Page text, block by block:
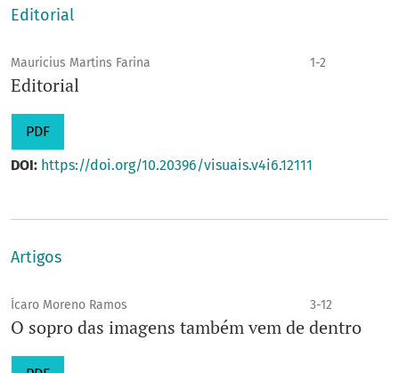
Editorial
Mauricius Martins Farina 1-2
Editorial
PDF
DOI: https://doi.org/10.20396/visuais.v4i6.12111
Artigos
Ícaro Moreno Ramos 3-12
O sopro das imagens também vem de dentro